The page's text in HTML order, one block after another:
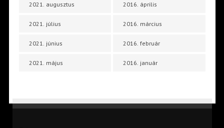
2021. augusztus
2021. július
2021. június
2021. május
2016. április
2016. március
2016. február
2016. január